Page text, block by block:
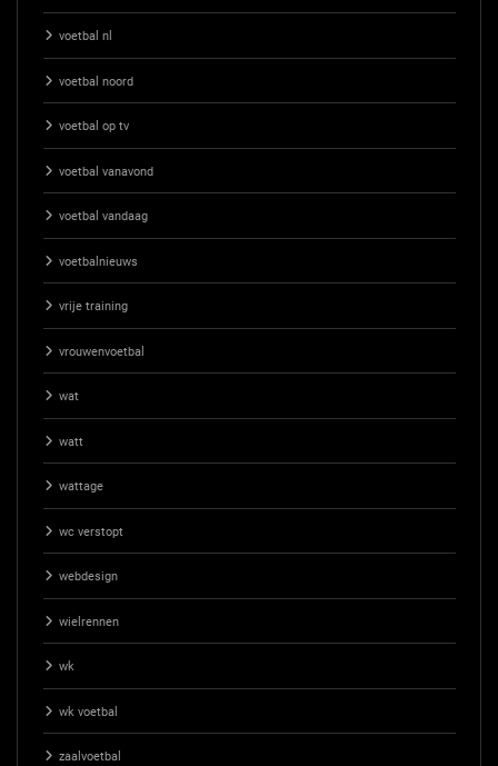
voetbal nl
voetbal noord
voetbal op tv
voetbal vanavond
voetbal vandaag
voetbalnieuws
vrije training
vrouwenvoetbal
wat
watt
wattage
wc verstopt
webdesign
wielrennen
wk
wk voetbal
zaalvoetbal